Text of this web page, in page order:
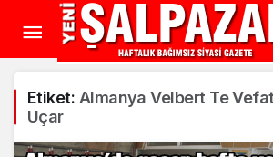
Etiket: Almanya Velbert Te
Uçar